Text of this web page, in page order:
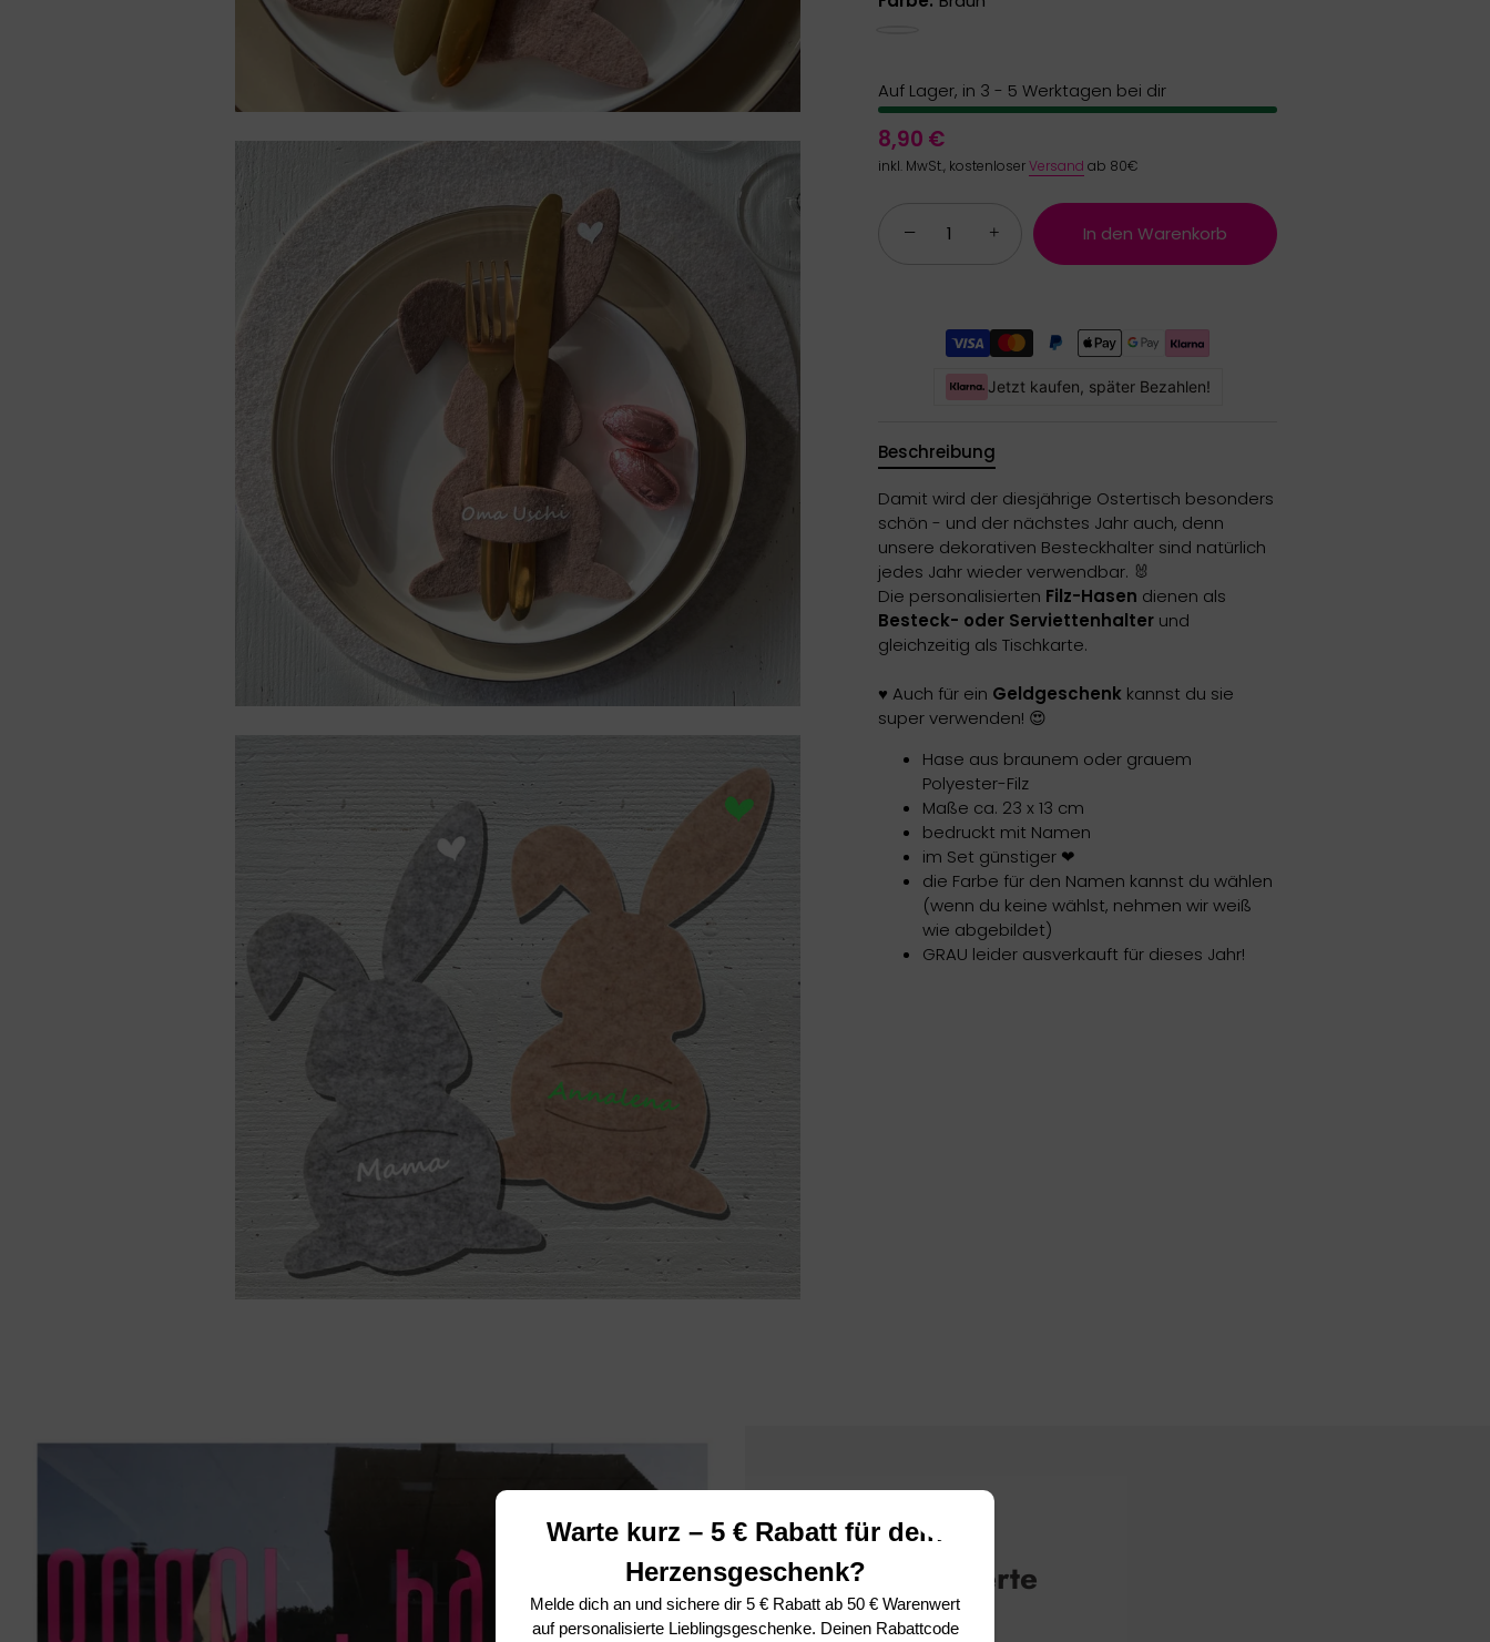
Auf Lager, in 3 - 5 Werktagen bei dir
8,90 €
inkl. MwSt., kostenloserVersand ab 80€
− + In den Warenkorb
Jetzt kaufen, später Bezahlen!
Beschreibung
Damit wird der diesjährige Ostertisch besonders
schön - und der nächstes Jahr auch, denn
unsere dekorativen Besteckhalter sind natürlich
jedes Jahr wieder verwendbar. 🐰
Die personalisierten Filz-Hasen dienen als
Besteck- oder Serviettenhalter und
gleichzeitig als Tischkarte.
♥️ Auch für ein Geldgeschenk kannst du sie
super verwenden! 😍
Hase aus braunem oder grauem
Polyester-Filz
Maße ca. 23 x 13 cm
bedruckt mit Namen
im Set günstiger ❤
die Farbe für den Namen kannst du wählen
(wenn du keine wählst, nehmen wir weiß
wie abgebildet)
GRAU leider ausverkauft für dieses Jahr!
Personalisierte
Geschenke
Warte kurz – 5 € Rabatt für dein
Herzensgeschenk?
Melde dich an und sichere dir 5 € Rabatt ab 50 € Warenwert
auf personalisierte Lieblingsgeschenke. Deinen Rabattcode